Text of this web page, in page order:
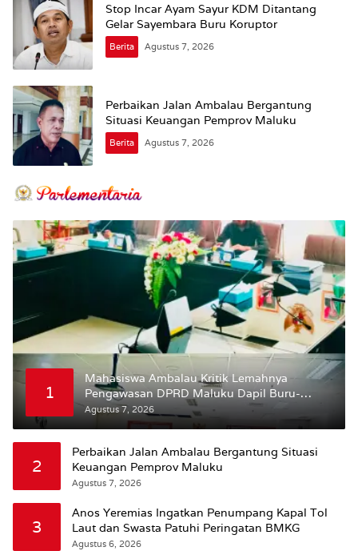
Stop Incar Ayam Sayur KDM Ditantang
Gelar Sayembara Buru Koruptor
Berita Agustus 7, 2026
Perbaikan Jalan Ambalau Bergantung
Situasi Keuangan Pemprov Maluku
Berita Agustus 7, 2026
1
Mahasiswa Ambalau Kritik Lemahnya
Pengawasan DPRD Maluku Dapil Buru-
Bursel Terhadap Proses Perubahan Status
Jalan
Agustus 7, 2026
2
Perbaikan Jalan Ambalau Bergantung Situasi
Keuangan Pemprov Maluku
Agustus 7, 2026
3
Anos Yeremias Ingatkan Penumpang Kapal Tol
Laut dan Swasta Patuhi Peringatan BMKG
Agustus 6, 2026